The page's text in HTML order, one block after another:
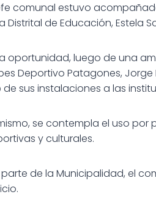
comunal estuvo
Distrital de Educación, Estela
oportunidad, luego de una
Deportivo Patagones,
de sus instalaciones a las
se contempla el uso
y culturales.
parte de la Municipalidad, el